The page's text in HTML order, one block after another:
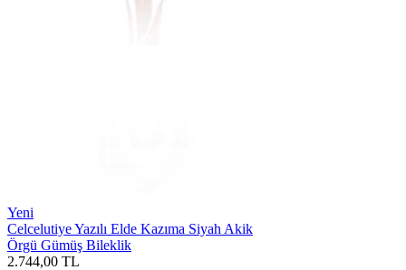
Yeni
Celcelutiye Yazılı Elde Kazıma Siyah Akik
Örgü Gümüş Bileklik
2.744,00 TL